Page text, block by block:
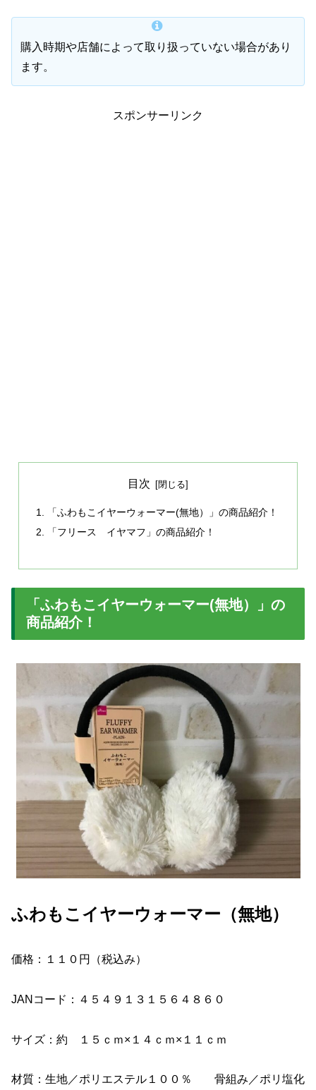
購入時期や店舗によって取り扱っていない場合があり
ます。
スポンサーリンク
目次
「ふわもこイヤーウォーマー(無地）」の商品紹介！
「フリース イヤマフ」の商品紹介！
「ふわもこイヤーウォーマー(無地）」の
商品紹介！
ふわもこイヤーウォーマー（無地）
価格：１１０円（税込み）
JANコード：４５４９１３１５６４８６０
サイズ：約 １５ｃｍ×１４ｃｍ×１１ｃｍ
材質：生地／ポリエステル１００％ 骨組み／ポリ塩化